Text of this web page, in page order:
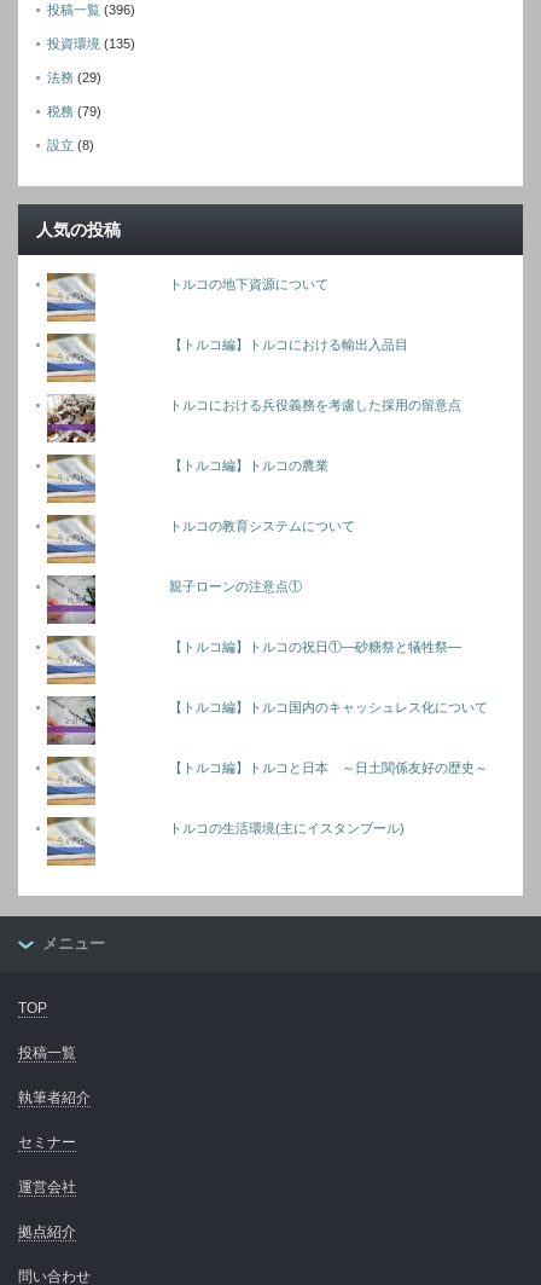
投稿一覧 (396)
投資環境 (135)
法務 (29)
税務 (79)
設立 (8)
人気の投稿
トルコの地下資源について
【トルコ編】トルコにおける輸出入品目
トルコにおける兵役義務を考慮した採用の留意点
【トルコ編】トルコの農業
トルコの教育システムについて
親子ローンの注意点①
【トルコ編】トルコの祝日①―砂糖祭と犠牲祭―
【トルコ編】トルコ国内のキャッシュレス化について
【トルコ編】トルコと日本 ～日土関係友好の歴史～
トルコの生活環境(主にイスタンブール)
メニュー
TOP
投稿一覧
執筆者紹介
セミナー
運営会社
拠点紹介
問い合わせ